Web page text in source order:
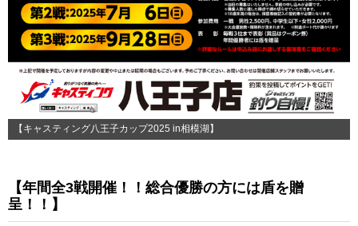
【キャスティング八王子カップ2025 in相模湖】
【年間全3戦開催！！総合優勝の方には盾を贈
呈！！】